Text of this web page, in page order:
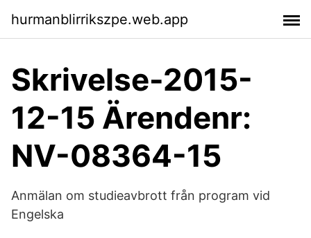
hurmanblirrikszpe.web.app
Skrivelse-2015-
12-15 Ärendenr:
NV-08364-15
Anmälan om studieavbrott från program vid
Engelska